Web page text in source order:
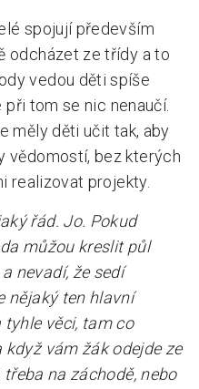
spojují především
odcházet ze třídy a to
vedou děti spíše
při tom se nic nenaučí.
měly děti učit tak, aby
vědomostí, bez kterých
realizovat projekty.
řád. Jo. Pokud
můžou kreslit půl
nevadí, že sedí
nějaký ten hlavní
věci, tam co
když vám žák odejde ze
na záchodě, nebo